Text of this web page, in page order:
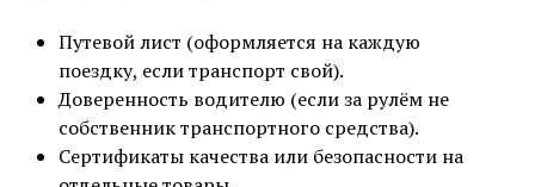
Путевой лист (оформляется на каждую
поездку, если транспорт свой).
Доверенность водителю (если за рулём не
собственник транспортного средства).
Сертификаты качества или безопасности на